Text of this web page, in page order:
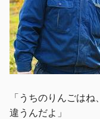
「うちのりんごは
違うんだよ」